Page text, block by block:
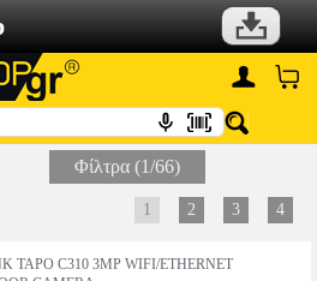
Φίλτρα (1/66)
1 2 3 4
TAPO C310 3MP WIFI/ETHERNET